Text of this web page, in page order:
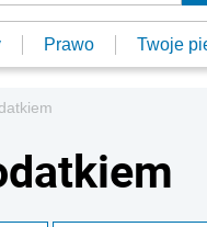
Prawo Twoje